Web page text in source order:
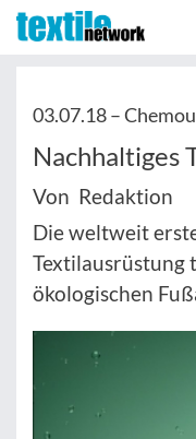
03.07.18 –
Nachhaltiges
Von Redaktion
Die weltweit
Textilausrüstung
ökologischen